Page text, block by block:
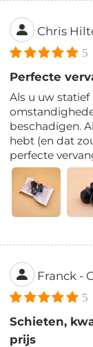
Chris
5
Perfecte
Als u uw
beschadigen.
hebt (en dat
perfecte
Franck -
5
Schieten,
prijs